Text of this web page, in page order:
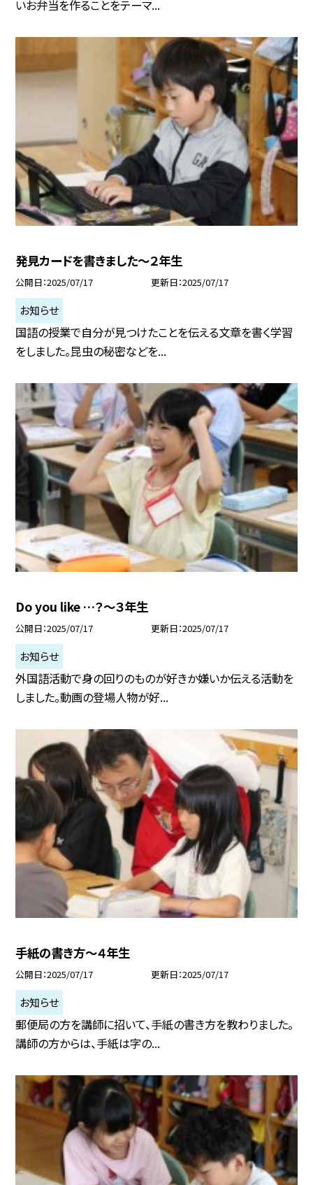
いお弁当を作ることをテーマ...
発見カードを書きました～２年生
公開日 2025/07/17 更新日 2025/07/17
お知らせ
国語の授業で自分が見つけたことを伝える文章を書く学習
をしました。昆虫の秘密などを...
Do you like …？～３年生
公開日 2025/07/17 更新日 2025/07/17
お知らせ
外国語活動で身の回りのものが好きか嫌いか伝える活動を
しました。動画の登場人物が好...
手紙の書き方～４年生
公開日 2025/07/17 更新日 2025/07/17
お知らせ
郵便局の方を講師に招いて、手紙の書き方を教わりました。
講師の方からは、手紙は字の...